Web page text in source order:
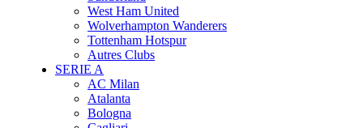
West Ham United
Wolverhampton Wanderers
Tottenham Hotspur
Autres Clubs
SERIE A
AC Milan
Atalanta
Bologna